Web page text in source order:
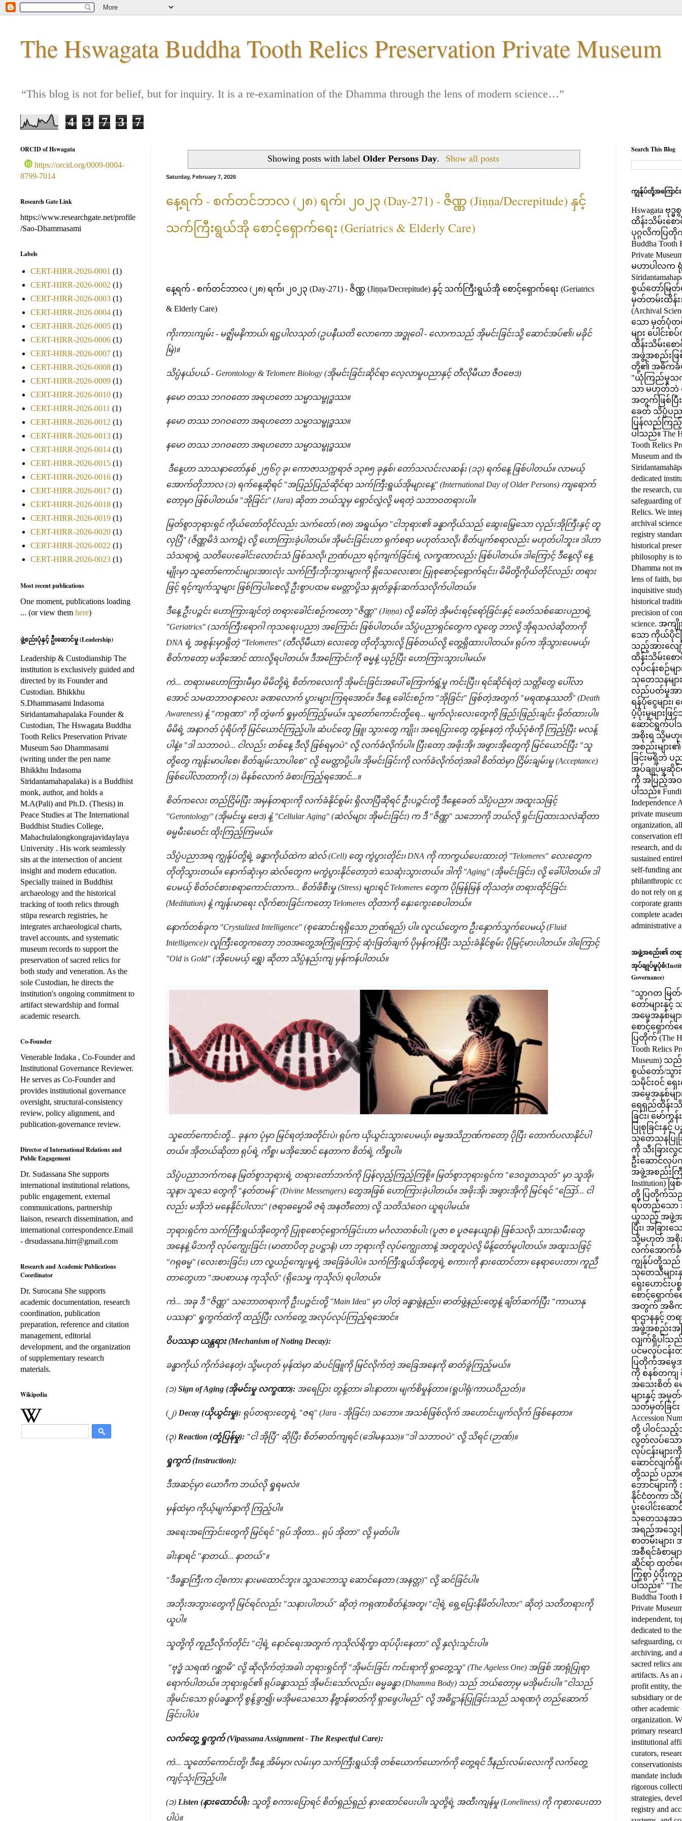
The Hswagata Buddha Tooth Relics Preservation Private Museum
“This blog is not for belief, but for inquiry. It is a re-examination of the Dhamma through the lens of modern science…”
4 3 7 3 7
Showing posts with label Older Persons Day. Show all posts
Saturday, February 7, 2026
နေ့ရက် - စက်တင်ဘာလ (၂၈) ရက်၊ ၂၀၂၃ (Day-271) - ဇိဏ္ဏ (Jiṇṇa/Decrepitude) နှင့်
သက်ကြီးရွယ်အို စောင့်ရှောက်ရေး (Geriatrics & Elderly Care)
နေ့ရက် - စက်တင်ဘာလ (၂၈) ရက်၊ ၂၀၂၃ (Day-271) - ဇိဏ္ဏ (Jiṇṇa/Decrepitude) နှင့် သက်ကြီးရွယ်အို စောင့်ရှောက်ရေး (Geriatrics
& Elderly Care)
ကိုးကားကျမ်း - မဇ္ဈိမနိကာယ်၊ ရဋ္ဌပါလသုတ် (ဥပနီယတိ လောကော အဒ္ဓုဝေါ - လောကသည် အိုမင်းခြင်းသို့ ဆောင်အပ်၏၊ မခိုင်
မြဲ)။
သိပ္ပံနယ်ပယ် - Gerontology & Telomere Biology (အိုမင်းခြင်းဆိုင်ရာ လေ့လာမှုပညာနှင့် တီလိုမီယာ ဇီဝဗေဒ)
နမော တဿ ဘဂဝတော အရဟတော သမ္မာသမ္ဗုဒ္ဓဿ။
နမော တဿ ဘဂဝတော အရဟတော သမ္မာသမ္ဗုဒ္ဓဿ။
နမော တဿ ဘဂဝတော အရဟတော သမ္မာသမ္ဗုဒ္ဓဿ။
ဒီနေ့ဟာ သာသနာတော်နှစ် ၂၅၆၇ ခု၊ ကောဇာသက္ကရာဇ် ၁၃၈၅ ခုနှစ်၊ တော်သလင်းလဆန်း (၁၃) ရက်နေ့ ဖြစ်ပါတယ်။ လာမယ့်
အောက်တိုဘာလ (၁) ရက်နေ့ဆိုရင် "အပြည်ပြည်ဆိုင်ရာ သက်ကြီးရွယ်အိုများနေ့" (International Day of Older Persons) ကျရောက်
တော့မှာ ဖြစ်ပါတယ်။ "အိုခြင်း" (Jara) ဆိုတာ ဘယ်သူမှ ရှောင်လွှဲလို့ မရတဲ့ သဘာဝတရားပါ။
မြတ်စွာဘုရားရှင် ကိုယ်တော်တိုင်လည်း သက်တော် (၈၀) အရွယ်မှာ "ငါဘုရား၏ ခန္ဓာကိုယ်သည် ဆွေးမြေ့သော လှည်းအိုကြီးနှင့် တူ
လှပြီ" (ဇိဏ္ဏမိဒံ သကဋံ) လို့ ဟောကြားခဲ့ပါတယ်။ အိုမင်းခြင်းဟာ ရှက်စရာ မဟုတ်သလို၊ စိတ်ပျက်စရာလည်း မဟုတ်ပါဘူး။ ဒါဟာ
သံသရာရဲ့ သတိပေးခေါင်းလောင်းသံ ဖြစ်သလို၊ ဉာဏ်ပညာ ရင့်ကျက်ခြင်းရဲ့ လက္ခဏာလည်း ဖြစ်ပါတယ်။ ဒါကြောင့် ဒီနေ့လို နေ့
မျိုးမှာ သူတော်ကောင်းများအားလုံး သက်ကြီးဘိုးဘွားများကို ရိုသေလေးစား ပြုစုစောင့်ရှောက်ရင်း၊ မိမိတို့ကိုယ်တိုင်လည်း တရား
ဖြင့် ရင့်ကျက်သူများ ဖြစ်ကြပါစေလို့ ဦးစွာပထမ မေတ္တာပို့သ နှုတ်ခွန်းဆက်သလိုက်ပါတယ်။
ဒီနေ့ ဦးပဉ္ဇင်း ဟောကြားချင်တဲ့ တရားခေါင်းစဉ်ကတော့ "ဇိဏ္ဏ" (Jiṇṇa) လို့ ခေါ်တဲ့ အိုမင်းရင့်ရော်ခြင်းနှင့် ခေတ်သစ်ဆေးပညာရဲ့
"Geriatrics" (သက်ကြီးရောဂါ ကုသရေးပညာ) အကြောင်း ဖြစ်ပါတယ်။ သိပ္ပံပညာရှင်တွေက လူတွေ ဘာလို့ အိုရသလဲဆိုတာကို
DNA ရဲ့ အစွန်းမှာရှိတဲ့ "Telomeres" (တီလိုမီယာ) လေးတွေ တိုတိုသွားလို့ ဖြစ်တယ်လို့ တွေ့ရှိထားပါတယ်။ ရုပ်က အိုသွားပေမယ့်၊
စိတ်ကတော့ မအိုအောင် ထားလို့ရပါတယ်။ ဒီအကြောင်းကို ဓမ္မနဲ့ ယှဉ်ပြီး ဟောကြားသွားပါမယ်။
ကဲ... တရားမဟောကြားမီမှာ မိမိတို့ရဲ့ စိတ်ကလေးကို အိုမင်းခြင်းအပေါ် ကြောက်ရွံ့မှု ကင်းပြီး၊ ရင်ဆိုင်ရဲတဲ့ သတ္တိတွေ ပေါ်လာ
အောင် သမထဘာဝနာလေး ခဏလောက် ပွားများကြရအောင်။ ဒီနေ့ ခေါင်းစဉ်က "အိုခြင်း" ဖြစ်တဲ့အတွက် "မရဏနုဿတိ" (Death
Awareness) နဲ့ "ကရုဏာ" ကို တွဲဖက် ရှုမှတ်ကြည့်မယ်။ သူတော်ကောင်းတို့ရေ... မျက်လုံးလေးတွေကို ဖြည်းဖြည်းချင်း မှိတ်ထားပါ။
မိမိရဲ့ အနာဂတ် ပုံရိပ်ကို မြင်ယောင်ကြည့်ပါ။ ဆံပင်တွေ ဖြူ၊ သွားတွေ ကျိုး၊ အရေပြားတွေ တွန့်နေတဲ့ ကိုယ့်ပုံစံကို ကြည့်ပြီး မလန့်
ပါနဲ့။ "ဒါ သဘာဝပဲ... ငါလည်း တစ်နေ့ ဒီလို ဖြစ်ရမှာပဲ" လို့ လက်ခံလိုက်ပါ။ ပြီးတော့ အဖိုးအို၊ အဖွားအိုတွေကို မြင်ယောင်ပြီး "သူ
တို့တွေ ကျန်းမာပါစေ၊ စိတ်ချမ်းသာပါစေ" လို့ မေတ္တာပို့ပါ။ အိုမင်းခြင်းကို လက်ခံလိုက်တဲ့အခါ စိတ်ထဲမှာ ငြိမ်းချမ်းမှု (Acceptance)
ဖြစ်ပေါ်လာတာကို (၁) မိနစ်လောက် ခံစားကြည့်ရအောင်...။
စိတ်ကလေး တည်ငြိမ်ပြီး အမှန်တရားကို လက်ခံနိုင်စွမ်း ရှိလာပြီဆိုရင် ဦးပဉ္ဇင်းတို့ ဒီနေ့ခေတ် သိပ္ပံပညာ၊ အထူးသဖြင့်
"Gerontology" (အိုမင်းမှု ဗေဒ) နဲ့ "Cellular Aging" (ဆဲလ်များ အိုမင်းခြင်း) က ဒီ "ဇိဏ္ဏ" သဘောကို ဘယ်လို ရှင်းပြထားသလဲဆိုတာ
ဓမ္မမီးမောင်း ထိုးကြည့်ကြမယ်။
သိပ္ပံပညာအရ ကျွန်ုပ်တို့ရဲ့ ခန္ဓာကိုယ်ထဲက ဆဲလ် (Cell) တွေ ကွဲပွားတိုင်း၊ DNA ကို ကာကွယ်ပေးထားတဲ့ "Telomeres" လေးတွေက
တိုတိုသွားတယ်။ နောက်ဆုံးမှာ ဆဲလ်တွေက မကွဲပွားနိုင်တော့ဘဲ သေဆုံးသွားတယ်။ ဒါကို "Aging" (အိုမင်းခြင်း) လို့ ခေါ်ပါတယ်။ ဒါ
ပေမယ့် စိတ်ဝင်စားစရာကောင်းတာက... စိတ်ဖိစီးမှု (Stress) များရင် Telomeres တွေက ပိုမြန်မြန် တိုသတဲ့။ တရားထိုင်ခြင်း
(Meditation) နဲ့ ကျန်းမာရေး လိုက်စားခြင်းကတော့ Telomeres တိုတာကို နှေးကွေးစေပါတယ်။
နောက်တစ်ခုက "Crystalized Intelligence" (စုဆောင်းရရှိသော ဉာဏ်ရည်) ပါ။ လူငယ်တွေက ဦးနှောက်သွက်ပေမယ့် (Fluid
Intelligence)၊ လူကြီးတွေကတော့ ဘဝအတွေ့အကြုံကြောင့် ဆုံးဖြတ်ချက် ပိုမှန်ကန်ပြီး သည်းခံနိုင်စွမ်း ပိုမြင့်မားပါတယ်။ ဒါကြောင့်
"Old is Gold" (အိုပေမယ့် ရွှေ) ဆိုတာ သိပ္ပံနည်းကျ မှန်ကန်ပါတယ်။
သူတော်ကောင်းတို့... ခုနက ပုံမှာ မြင်ရတဲ့အတိုင်းပဲ၊ ရုပ်က ယိုယွင်းသွားပေမယ့်၊ ဓမ္မအသိဉာဏ်ကတော့ ပိုပြီး တောက်ပလာနိုင်ပါ
တယ်။ အိုတယ်ဆိုတာ ရုပ်ရဲ့ ကိစ္စ၊ မအိုအောင် နေတာက စိတ်ရဲ့ ကိစ္စပါ။
သိပ္ပံပညာဘက်ကနေ မြတ်စွာဘုရားရဲ့ တရားတော်ဘက်ကို ပြန်လှည့်ကြည့်ကြစို့။ မြတ်စွာဘုရားရှင်က "ဒေဝဒူတသုတ်" မှာ သူအို၊
သူနာ၊ သူသေ တွေကို "နတ်တမန်" (Divine Messengers) တွေအဖြစ် ဟောကြားခဲ့ပါတယ်။ အဖိုးအို၊ အဖွားအိုကို မြင်ရင် "ဪ... ငါ
လည်း မအိုဘဲ မနေနိုင်ပါလား" (ဇရာဓမ္မောမိ ဇရံ အနတီတော) လို့ သတိသံဝေဂ ယူရပါမယ်။
ဘုရားရှင်က သက်ကြီးရွယ်အိုတွေကို ပြုစုစောင့်ရှောက်ခြင်းဟာ မင်္ဂလာတစ်ပါး (ပူဇာ စ ပူဇနေယျာနံ) ဖြစ်သလို၊ သားသမီးတွေ
အနေနဲ့ မိဘကို လုပ်ကျွေးခြင်း (မာတာပိတု ဥပဋ္ဌာနံ) ဟာ ဘုရားကို လုပ်ကျွေးတာနဲ့ အတူတူပဲလို့ မိန့်တော်မူပါတယ်။ အထူးသဖြင့်
"ဂရုဓမ္မ" (လေးစားခြင်း) ဟာ လူ့ယဉ်ကျေးမှုရဲ့ အခြေခံပါပဲ။ သက်ကြီးရွယ်အိုတွေရဲ့ စကားကို နားထောင်တာ၊ နေရာပေးတာ၊ ကူညီ
တာတွေဟာ "အပစာယန ကုသိုလ်" (ရိုသေမှု ကုသိုလ်) ရပါတယ်။
ကဲ... အခု ဒီ "ဇိဏ္ဏ" သဘောတရားကို ဦးပဉ္ဇင်းတို့ "Main Idea" မှာ ပါတဲ့ ခန္ဓာဖွဲ့နည်း၊ ဓာတ်ဖွဲ့နည်းတွေနဲ့ ချိတ်ဆက်ပြီး "ကာယာနု
ပဿနာ" ရှုကွက်ထဲကို ထည့်ပြီး လက်တွေ့ အလုပ်လုပ်ကြည့်ရအောင်။
ဝိပဿနာ ယန္တရား (Mechanism of Noting Decay):
ခန္ဓာကိုယ် ကိုက်ခဲနေတဲ့၊ သို့မဟုတ် မှန်ထဲမှာ ဆံပင်ဖြူကို မြင်လိုက်တဲ့ အခြေအနေကို ဓာတ်ခွဲကြည့်မယ်။
(၁) Sign of Aging (အိုမင်းမှု လက္ခဏာ): အရေပြား တွန့်တာ၊ ခါးနာတာ၊ မျက်စိမှုန်တာ။ (ရူပါရုံ/ကာယဝိညတ်)။
(၂) Decay (ယိုယွင်းမှု): ရုပ်တရားတွေရဲ့ "ဇရ" (Jara - အိုခြင်း) သဘော။ အသစ်ဖြစ်လိုက် အဟောင်းပျက်လိုက် ဖြစ်နေတာ။
(၃) Reaction (တုံ့ပြန်မှု): "ငါ အိုပြီ" ဆိုပြီး စိတ်ဓာတ်ကျရင် (ဒေါမနဿ)။ "ဒါ သဘာဝပဲ" လို့ သိရင် (ဉာဏ်)။
ရှုကွက် (Instruction):
ဒီအဆင့်မှာ ယောဂီက ဘယ်လို ရှုရမလဲ။
မှန်ထဲမှာ ကိုယ့်မျက်နှာကို ကြည့်ပါ။
အရေးအကြောင်းတွေကို မြင်ရင် "ရုပ် အိုတာ... ရုပ် အိုတာ" လို့ မှတ်ပါ။
ခါးနာရင် "နာတယ်... နာတယ်"။
"ဒီခန္ဓာကြီးက ငါ့စကား နားမထောင်ဘူး။ သူ့သဘောသူ ဆောင်နေတာ (အနတ္တ)" လို့ ဆင်ခြင်ပါ။
အဘိုးအဘွားတွေကို မြင်ရင်လည်း "သနားပါတယ်" ဆိုတဲ့ ကရုဏာစိတ်နဲ့အတူ၊ "ငါ့ရဲ့ ရှေ့ပြေးနိမိတ်ပါလား" ဆိုတဲ့ သတိတရားကို
ယူပါ။
သူတို့ကို ကူညီလိုက်တိုင်း "ငါ့ရဲ့ နောင်ရေးအတွက် ကုသိုလ်ရိက္ခာ ထုပ်ပိုးနေတာ" လို့ နှလုံးသွင်းပါ။
"ဗုဒ္ဓံ သရဏံ ဂစ္ဆာမိ" လို့ ဆိုလိုက်တဲ့အခါ၊ ဘုရားရှင်ကို "အိုမင်းခြင်း ကင်းရာကို ရှာတွေ့သူ" (The Ageless One) အဖြစ် အာရုံပြုရာ
ရောက်ပါတယ်။ ဘုရားရှင်၏ ရုပ်ခန္ဓာသည် အိုမင်းသော်လည်း၊ ဓမ္မခန္ဓာ (Dhamma Body) သည် ဘယ်တော့မှ မအိုမင်းပါ။ "ငါသည်
အိုမင်းသော ရုပ်ခန္ဓာကို စွန့်ခွာ၍၊ မအိုမသေသော နိဗ္ဗာန်ဓာတ်ကို ရှာဖွေပါမည်" လို့ အဓိဋ္ဌာန်ပြုခြင်းသည် သရဏဂုံ တည်ဆောက်
ခြင်းပါပဲ။
လက်တွေ့ ရှုကွက် (Vipassana Assignment - The Respectful Care):
ကဲ... သူတော်ကောင်းတို့၊ ဒီနေ့ အိမ်မှာ၊ လမ်းမှာ သက်ကြီးရွယ်အို တစ်ယောက်ယောက်ကို တွေ့ရင် ဒီနည်းလမ်းလေးကို လက်တွေ့
ကျင့်သုံးကြည့်ပါ။
(၁) Listen (နားထောင်ပါ): သူတို့ စကားပြောရင် စိတ်ရှည်ရှည် နားထောင်ပေးပါ။ သူတို့ရဲ့ အထီးကျန်မှု (Loneliness) ကို ကုစားပေးတာ
ပါပဲ။
ORCID of Hswagata
https://orcid.org/0009-0004-
8799-7014
Research Gate Link
https://www.researchgate.net/profile
/Sao-Dhammasami
Labels
CERT-HIRR-2026-0001 (1)
CERT-HIRR-2026-0002 (1)
CERT-HIRR-2026-0003 (1)
CERT-HIRR-2026-0004 (1)
CERT-HIRR-2026-0005 (1)
CERT-HIRR-2026-0006 (1)
CERT-HIRR-2026-0007 (1)
CERT-HIRR-2026-0008 (1)
CERT-HIRR-2026-0009 (1)
CERT-HIRR-2026-0010 (1)
CERT-HIRR-2026-0011 (1)
CERT-HIRR-2026-0012 (1)
CERT-HIRR-2026-0013 (1)
CERT-HIRR-2026-0014 (1)
CERT-HIRR-2026-0015 (1)
CERT-HIRR-2026-0016 (1)
CERT-HIRR-2026-0017 (1)
CERT-HIRR-2026-0018 (1)
CERT-HIRR-2026-0019 (1)
CERT-HIRR-2026-0020 (1)
CERT-HIRR-2026-0022 (1)
CERT-HIRR-2026-0023 (1)
Most recent publications
One moment, publications loading
... (or view them here)
ဖွဲ့စည်းပုံနှင့် ဦးဆောင်မှု (Leadership)
Leadership & Custodianship The
institution is exclusively guided and
directed by its Founder and
Custodian. Bhikkhu
S.Dhammasami Indasoma
Siridantamahapalaka Founder &
Custodian, The Hswagata Buddha
Tooth Relics Preservation Private
Museum Sao Dhammasami
(writing under the pen name
Bhikkhu Indasoma
Siridantamahapalaka) is a Buddhist
monk, author, and holds a
M.A(Pali) and Ph.D. (Thesis) in
Peace Studies at The International
Buddhist Studies College,
Mahachulalongkongrajavidaylaya
University . His work seamlessly
sits at the intersection of ancient
insight and modern education.
Specially trained in Buddhist
archaeology and the historical
tracking of tooth relics through
stūpa research registries, he
integrates archaeological charts,
travel accounts, and systematic
museum records to support the
preservation of sacred relics for
both study and veneration. As the
sole Custodian, he directs the
institution's ongoing commitment to
artifact stewardship and formal
academic research.
Co-Founder
Venerable Indaka , Co-Founder and
Institutional Governance Reviewer.
He serves as Co-Founder and
provides institutional governance
oversight, structural-consistency
review, policy alignment, and
publication-governance review.
Director of International Relations and
Public Engagement
Dr. Sudassana She supports
international institutional relations,
public engagement, external
communications, partnership
liaison, research dissemination, and
international correspondence.Email
- drsudassana.hirr@gmail.com
Research and Academic Publications
Coordinator
Dr. Surocana She supports
academic documentation, research
coordination, publication
preparation, reference and citation
management, editorial
development, and the organization
of supplementary research
materials.
Wikipedia
Search This Blog
ကျွန်ုပ်တို့အကြောင်း
Hswagata ဗုဒ္
ထိန်းသိမ်းစော
ပုဂ္ဂလိကပြတိုက်
Buddha Tooth
Private
မဟာပါလက ရုံ
စွယ်တော်မြတ်
မှတ်တမ်းထိန်
(Archival
သော မှတ်ပုံတင်
များ ပေါင်
ထိန်းသိမ်းစေ
အဖွဲ့အစည်းဖြ
တို့၏ အဓိကခံ
"ယုံကြည်မှု
သာ မဟုတ်ဘဲ
အတွက်ဖြစ်ပြီး
ခေတ် သိပ္ပံပည
ပြန်လည်ကြည့်
ပါသည်။ The
Tooth Relics
Museum and
dedicated
the research,
safeguarding
Relics. We
archival
registry
historical
philosophy is
Dhamma not
lens of faith,
inquisitive
historical
precision of
science. အ
သော ကိုယ်ပိုင်
သည့်အားလျေ
ထိန်းသိမ်းစေ
လုပ်ငန်းစဉ်မျာ
သုတေသနမျာ
လည်ပတ်မှုအာ
ရန်ပုံငွေများ၊
ပံ့ပိုးမှုများ
ဆောင်ရွက်ပ
အစိုးရ သို့မဟု
အစည်းများ
ခြင်းမရှိဘဲ ပ
အုပ်ချုပ်မှုဆို
ကို အပြည့်အဝ
ပါသည်။
Independence
private
organization,
conservation
research, and
sustained
self-funding
philanthropic
do not rely on
corporate
complete
administrative
အဖွဲ့အစည်း၏ တရာ
အုပ်ချုပ်မှုပုံစံ
Governance)
"သွာဂတ မြ
တော်များနှ
အမွေအနှစ်မျ
စောင့်ရှောက်
ပြတိုက် (The
Tooth Relics
Museum)
စွယ်တော်/သွား
သမိုင်းဝင် ရှေ
အမွေအနှစ်မျ
ရေရှည်ထိန်းသိ
ခြင်း၊ မော်
ပြုစုခြင်းနှင့်
သုတေသနပြုခြ
ကို သီးခြား
ဦးဆောင်လုပ်
အဖွဲ့အစည်းကြီး
Institution) ဖ
တို့ ပြတိုက်သ
ရပ်တည်သော
ယူသည့် အဖွဲ့အ
ပြီး၊ အခြာ
သို့မဟုတ် အစို
လက်အောက်ခံ
ကျွန်ုပ်တို့သည် ပ
သုတေသီများ
ရှေးဟောင်းပ
စောင့်ရှောက်ရ
အတွက် အဓိက
ရာဌာနနှင့် တ
အဖွဲ့အစည်းအ
လျက်ရှိပါသ
ပင်မလုပ်ငန်းတ
ပြတိုက်အမွေအ
ကို စနစ်တကျ စီ
အသေးစိတ် မ
များနှင့် အမှတ်
သတ်မှတ်ခြင်း
Accession
တို့ ပါဝင်သည့်အ
လွတ်လပ်သေ
လုပ်ငန်းများ
ဆောင်လျက်ရှိ
တို့သည် ပညာရ
ဘောင်များကို
နိုင်ငံတကာ သိပ္
ပူးပေါင်းဆေ
သုတေသနအ
အရည်အသွေး
စာတမ်းများ၊
အစီရင်ခံစာမျ
ဆိုင်ရာ ထုတ်ဝ
ကြွစွာ ပံ့ပိုး
ပါသည်။" "The
Buddha Tooth
Private
independent,
dedicated to
safeguarding,
archiving, and
sacred relics
artifacts. As an
profit entity,
subsidiary or
other
organization.
primary
institutional
curators,
mandate
rigorous
strategies,
registry and